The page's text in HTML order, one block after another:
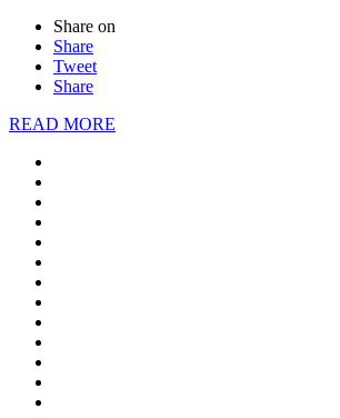
Share on
Share
Tweet
Share
READ MORE